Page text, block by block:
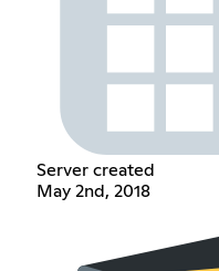
Server created
May 2nd, 2018